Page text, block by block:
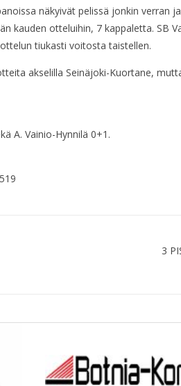
näkyivät pelissä jonkin verran
otteluihin, 7 kappaletta. SB
tiukasti voitosta taistellen.
akselilla Seinäjoki-Kuortane,
A. Vainio-Hynnilä 0+1.
3